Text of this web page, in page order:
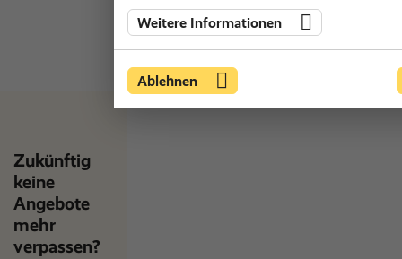
Zukünftig
keine
Angebote
mehr
verpassen?
Weitere Informationen
Ablehnen